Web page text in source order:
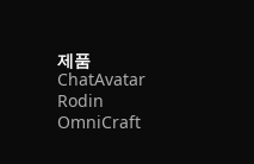
제품
ChatAvatar
Rodin
OmniCraft